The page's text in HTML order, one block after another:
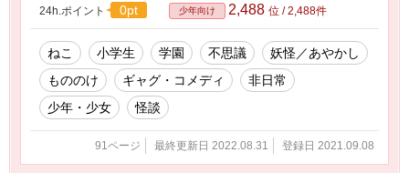
24h.ポイント 0pt 少年向け 2,488 位 / 2,488件
ねこ 小学生 学園 不思議
妖怪／あやかし
もののけ
ギャグ・コメディ
非日常
少年・少女
怪談
91ページ 最終更新日 2022.08.31 登録日 2021.09.08